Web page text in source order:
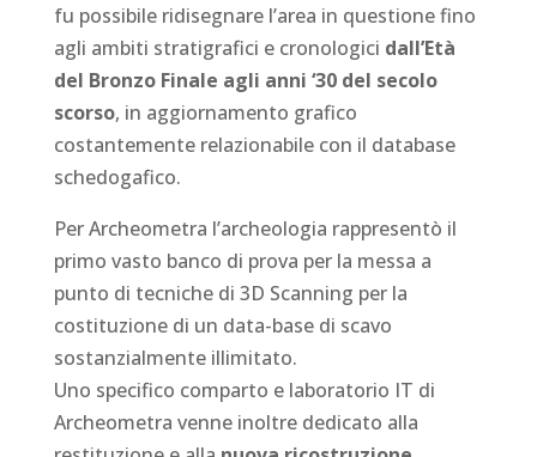
fu possibile ridisegnare l’area in questione fino
agli ambiti stratigrafici e cronologici dall’Età
del Bronzo Finale agli anni ‘30 del secolo
scorso, in aggiornamento grafico
costantemente relazionabile con il database
schedogafico.
Per Archeometra l’archeologia rappresentò il
primo vasto banco di prova per la messa a
punto di tecniche di 3D Scanning per la
costituzione di un data-base di scavo
sostanzialmente illimitato.
Uno specifico comparto e laboratorio IT di
Archeometra venne inoltre dedicato alla